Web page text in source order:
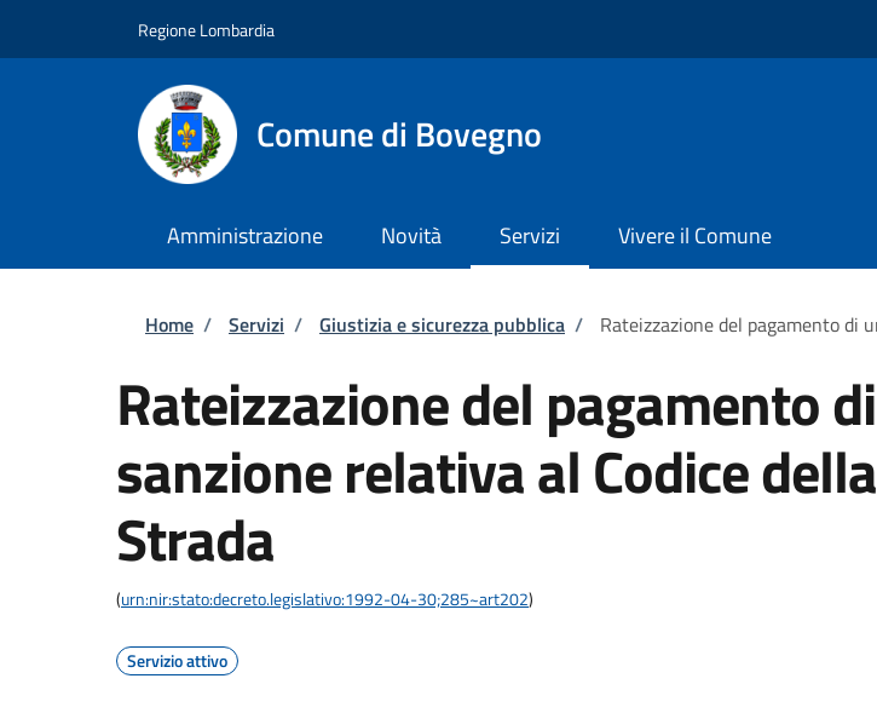
Regione Lombardia
Comune di Bovegno
Amministrazione Novità Servizi Vivere il Comune
Briciole di pane
Home / Servizi / Giustizia e sicurezza pubblica / Rateizzazione del pagamento di
Rateizzazione del pagamento
sanzione relativa al Codice della
Strada
(urn:nir:stato:decreto.legislativo:1992-04-30;285~art202)
Servizio attivo